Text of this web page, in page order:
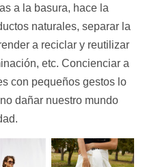
a la basura, hace la
naturales, separar la
a reciclar y reutilizar
etc. Concienciar a
con pequeños gestos lo
dañar nuestro mundo